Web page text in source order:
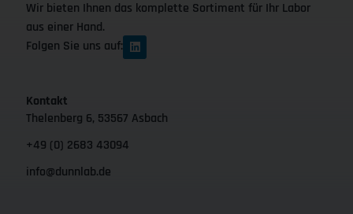
Wir bieten Ihnen das komplette Sortiment für Ihr Labor
aus einer Hand.
Folgen Sie uns auf:
Kontakt
Thelenberg 6, 53567 Asbach
+49 (0) 2683 43094
info@dunnlab.de